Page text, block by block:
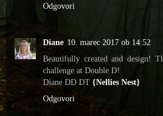
Odgovori
Diane 10. marec 2017 ob 14:52
Beautifully created and design!
challenge at Double D!
Diane DD DT {Nellies Nest}
Odgovori